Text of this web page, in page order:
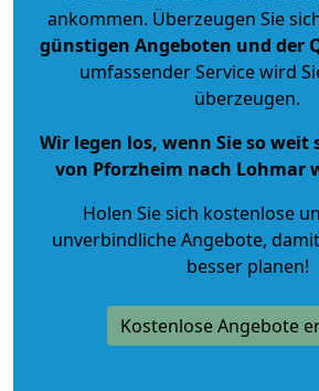
ankommen. Überzeugen Sie
günstigen Angeboten und der
umfassender Service wird
überzeugen.
Wir legen los, wenn Sie so weit
von Pforzheim nach Lohmar
Holen Sie sich kostenlose
unverbindliche Angebote,
besser planen!
Kostenlose Angebote